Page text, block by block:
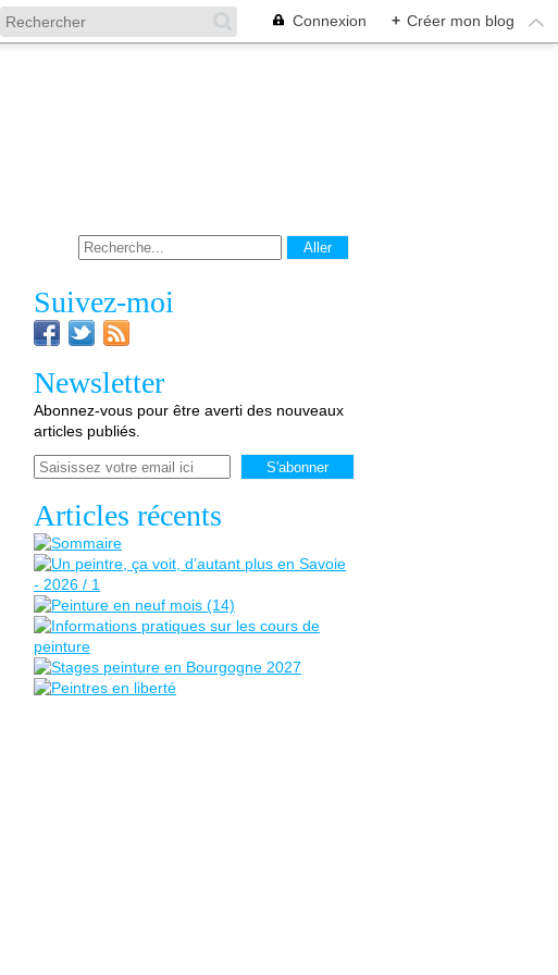
Connexion + Créer mon blog
Suivez-moi
Newsletter
Abonnez-vous pour être averti des nouveaux
articles publiés.
Email
Articles récents